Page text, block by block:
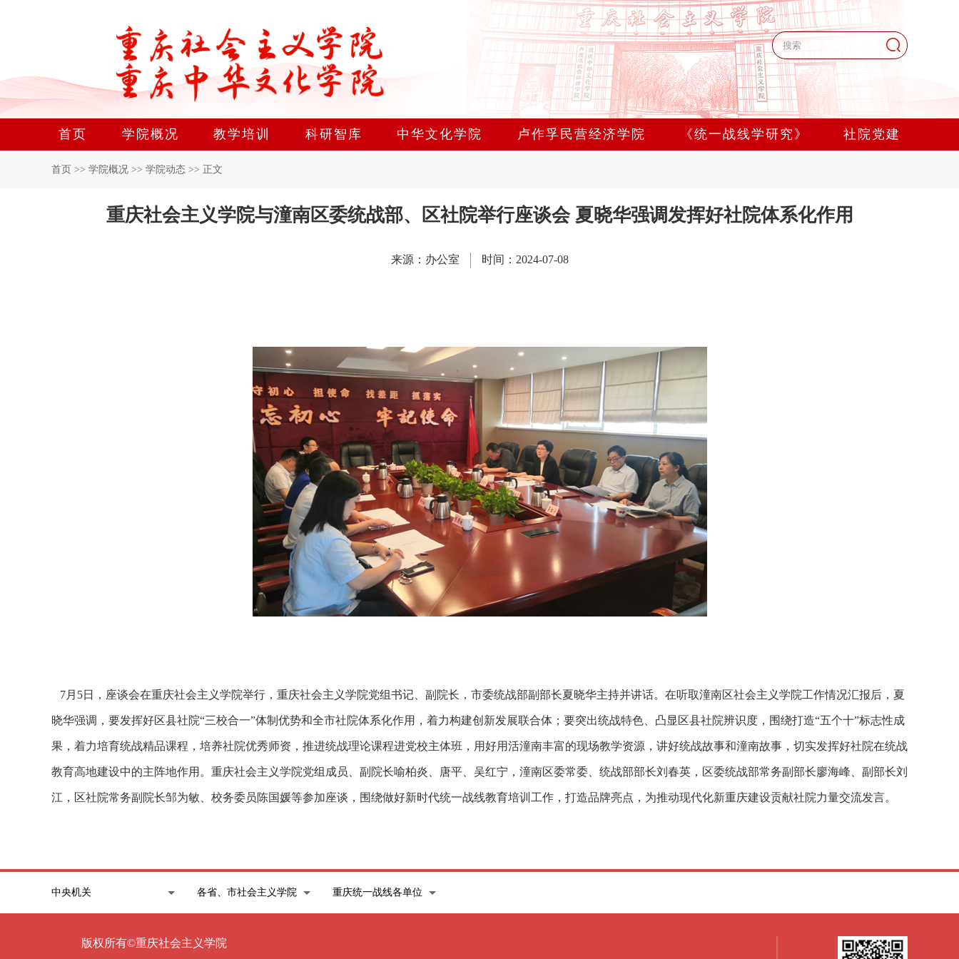
首页 学院概况 教学培训 科研智库 中华文化学院 卢作孚民营经济学院 《统一战线学研究》 社院党建
首页 >> 学院概况 >> 学院动态 >> 正文
重庆社会主义学院与潼南区委统战部、区社院举行座谈会 夏晓华强调发挥好社院体系化作用
来源：办公室 时间：2024-07-08
7月5日，座谈会在重庆社会主义学院举行，重庆社会主义学院党组书记、副院长，市委统战部副部长夏晓华主持并讲话。在听取潼南区社会主义学院工作情况汇报后，夏
晓华强调，要发挥好区县社院“三校合一”体制优势和全市社院体系化作用，着力构建创新发展联合体；要突出统战特色、凸显区县社院辨识度，围绕打造“五个十”标志性成
果，着力培育统战精品课程，培养社院优秀师资，推进统战理论课程进党校主体班，用好用活潼南丰富的现场教学资源，讲好统战故事和潼南故事，切实发挥好社院在统战
教育高地建设中的主阵地作用。重庆社会主义学院党组成员、副院长喻柏炎、唐平、吴红宁，潼南区委常委、统战部部长刘春英，区委统战部常务副部长廖海峰、副部长刘
江，区社院常务副院长邹为敏、校务委员陈国媛等参加座谈，围绕做好新时代统一战线教育培训工作，打造品牌亮点，为推动现代化新重庆建设贡献社院力量交流发言。
版权所有©重庆社会主义学院